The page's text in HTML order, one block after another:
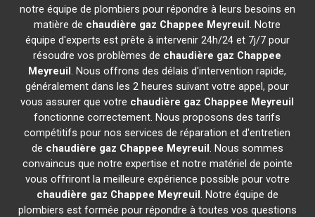
notre équipe de plombiers pour répondre à leurs besoins en
matière de chaudière gaz Chappee Meyreuil. Notre
équipe d'experts est prête à intervenir 24h/24 et 7j/7 pour
résoudre vos problèmes de chaudière gaz Chappee
Meyreuil. Nous offrons des délais d'intervention rapide,
généralement dans les 2 heures suivant votre appel, pour
vous assurer que votre chaudière gaz Chappee Meyreuil
fonctionne correctement. Nous proposons des tarifs
compétitifs pour nos services de réparation et d'entretien
de chaudière gaz Chappee Meyreuil. Nous sommes
convaincus que notre expertise et notre matériel de pointe
vous offriront la meilleure expérience possible pour votre
chaudière gaz Chappee Meyreuil. Notre équipe de
plombiers est formée pour répondre à toutes vos questions